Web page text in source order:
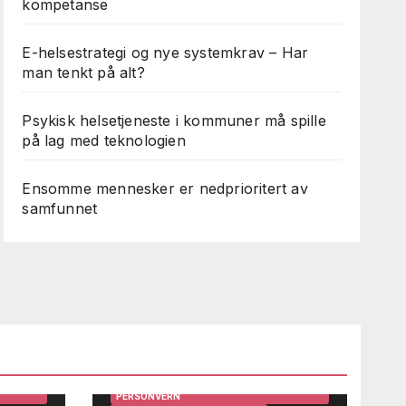
kompetanse
E-helsestrategi og nye systemkrav – Har
man tenkt på alt?
Psykisk helsetjeneste i kommuner må spille
på lag med teknologien
Ensomme mennesker er nedprioritert av
samfunnet
PERSONVERN